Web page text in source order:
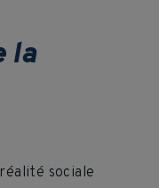
la
sociale